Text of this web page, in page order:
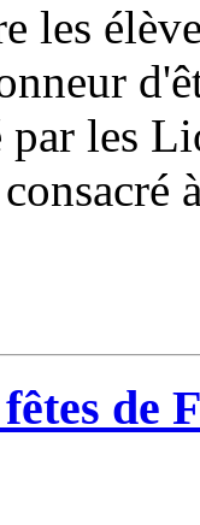
les
par les
de